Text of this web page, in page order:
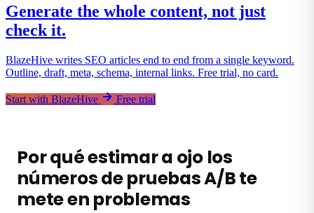
Generate the whole content, not just
check it.
BlazeHive writes SEO articles end to end from a single keyword.
Outline, draft, meta, schema, internal links. Free trial, no card.
Start with BlazeHive Free trial
Por qué estimar a ojo los
números de pruebas A/B te
mete en problemas